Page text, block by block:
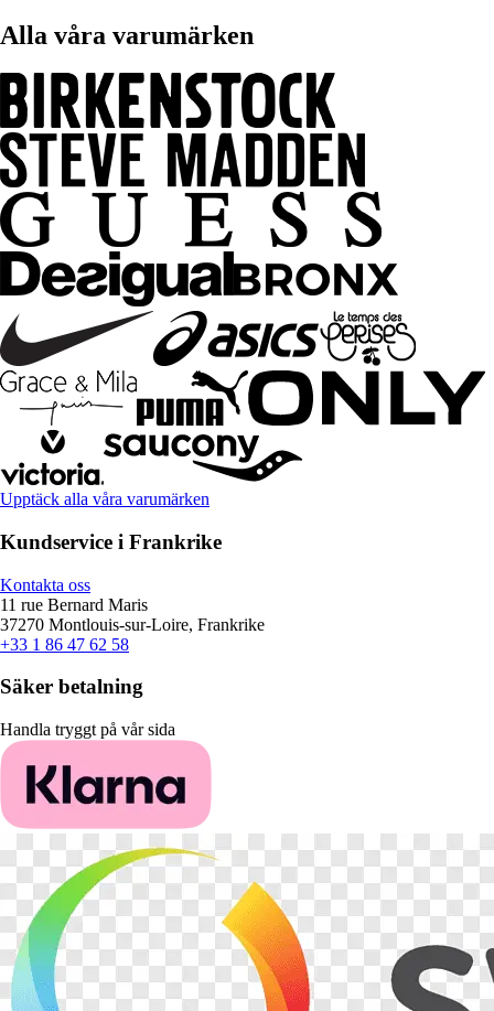
Alla våra varumärken
Upptäck alla våra varumärken
Kundservice i Frankrike
Kontakta oss
11 rue Bernard Maris
37270 Montlouis-sur-Loire, Frankrike
+33 1 86 47 62 58
Säker betalning
Handla tryggt på vår sida